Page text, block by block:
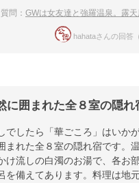
問： GWは女友達と強羅温泉。露天風呂でリフレ
hahataさんの回答
に囲まれた全８室の隠れ
でしたら「華ごころ」はいか
まれた全８室の隠れ宿です。
け流しの白濁のお湯で、各お
を備えてあります。料理は地